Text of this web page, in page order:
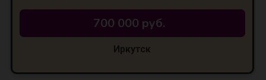
700 000 руб.
Иркутск